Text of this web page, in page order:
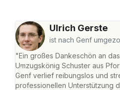
Ulrich Gerste
ist nach Genf
"Ein großes Dankeschön an
Umzugskönig Schuster aus
Genf verlief reibungslos und
professionellen Unterstützung